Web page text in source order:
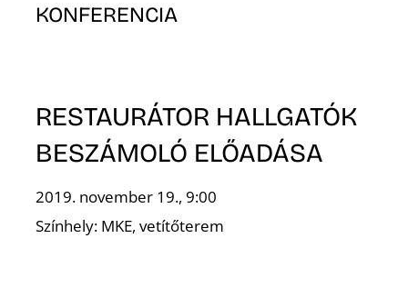
KONFERENCIA
RESTAURÁTOR HALLGATÓK
BESZÁMOLÓ ELŐADÁSA
2019. november 19., 9:00
Színhely: MKE, vetítőterem